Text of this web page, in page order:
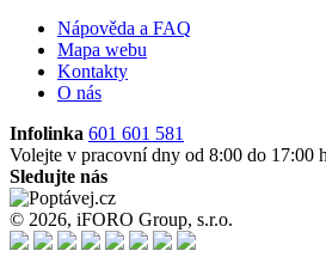
Nápověda a FAQ
Mapa webu
Kontakty
O nás
Infolinka 601 601 581
Volejte v pracovní dny od 8:00 do 17:00
Sledujte nás
© 2026, iFORO Group, s.r.o.